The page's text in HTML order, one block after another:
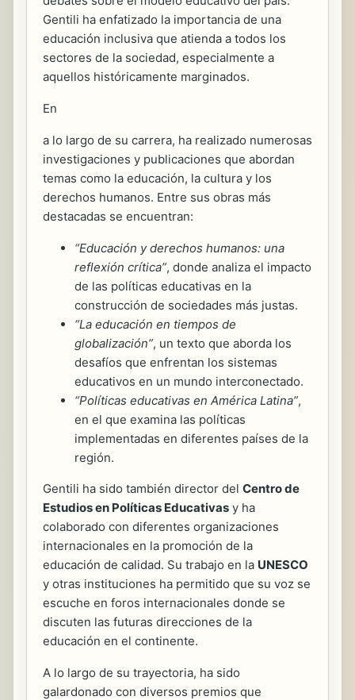
Gentili ha enfatizado la importancia de una
educación inclusiva que atienda a todos los
sectores de la sociedad, especialmente a
aquellos históricamente marginados.
En
a lo largo de su carrera, ha realizado numerosas
investigaciones y publicaciones que abordan
temas como la educación, la cultura y los
derechos humanos. Entre sus obras más
destacadas se encuentran:
“Educación y derechos humanos: una
reflexión crítica”, donde analiza el impacto
de las políticas educativas en la
construcción de sociedades más justas.
“La educación en tiempos de
globalización”, un texto que aborda los
desafíos que enfrentan los sistemas
educativos en un mundo interconectado.
“Políticas educativas en América Latina”,
en el que examina las políticas
implementadas en diferentes países de la
región.
Gentili ha sido también director del Centro de
Estudios en Políticas Educativas y ha
colaborado con diferentes organizaciones
internacionales en la promoción de la
educación de calidad. Su trabajo en la UNESCO
y otras instituciones ha permitido que su voz se
escuche en foros internacionales donde se
discuten las futuras direcciones de la
educación en el continente.
A lo largo de su trayectoria, ha sido
galardonado con diversos premios que